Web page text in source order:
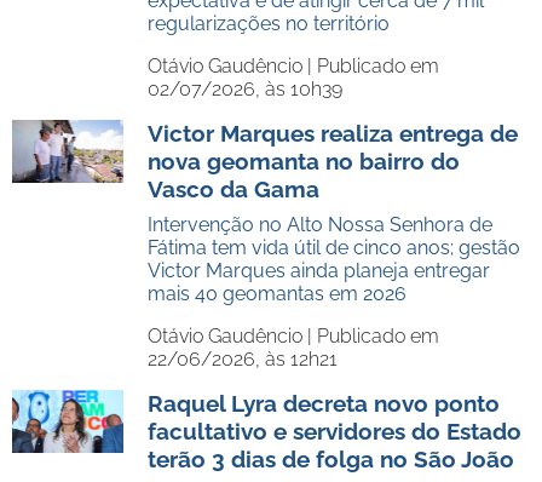
regularizações no território
Otávio Gaudêncio | Publicado em
02/07/2026, às 10h39
Victor Marques realiza entrega de
nova geomanta no bairro do
Vasco da Gama
Intervenção no Alto Nossa Senhora de
Fátima tem vida útil de cinco anos; gestão
Victor Marques ainda planeja entregar
mais 40 geomantas em 2026
Otávio Gaudêncio | Publicado em
22/06/2026, às 12h21
Raquel Lyra decreta novo ponto
facultativo e servidores do Estado
terão 3 dias de folga no São João